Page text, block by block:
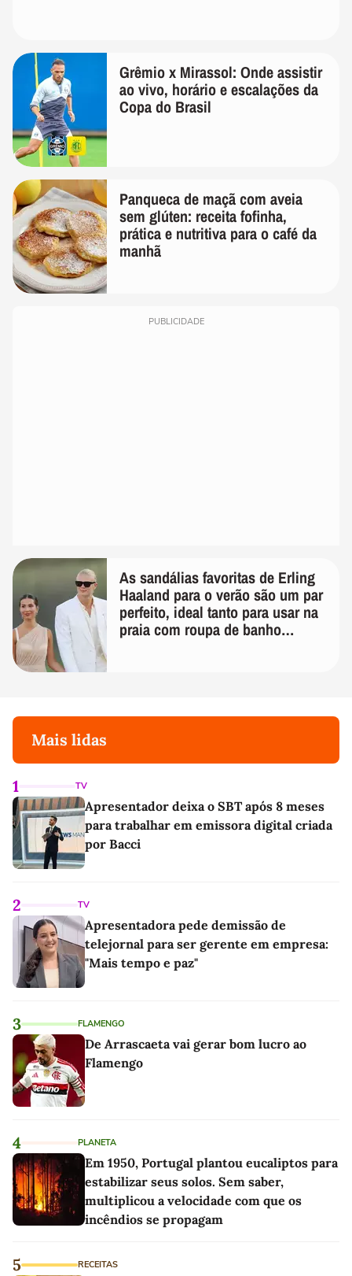
Grêmio x Mirassol: Onde assistir
ao vivo, horário e escalações da
Copa do Brasil
Panqueca de maçã com aveia
sem glúten: receita fofinha,
prática e nutritiva para o café da
manhã
PUBLICIDADE
As sandálias favoritas de Erling
Haaland para o verão são um par
perfeito, ideal tanto para usar na
praia com roupa de banho
Mais lidas
1 TV
Apresentador deixa o SBT após 8 meses
para trabalhar em emissora digital criada
por Bacci
2 TV
Apresentadora pede demissão de
telejornal para ser gerente em empresa:
"Mais tempo e paz"
3 FLAMENGO
De Arrascaeta vai gerar bom lucro ao
Flamengo
4 PLANETA
Em 1950, Portugal plantou eucaliptos para
estabilizar seus solos. Sem saber,
multiplicou a velocidade com que os
incêndios se propagam
5 RECEITAS